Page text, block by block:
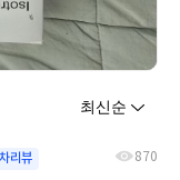
리뷰 870